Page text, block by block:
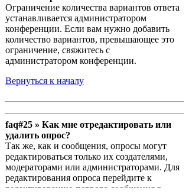
Ограничение количества вариантов ответа
устанавливается администратором
конференции. Если вам нужно добавить
количество вариантов, превышающее это
ограничение, свяжитесь с
администратором конференции.
Вернуться к началу
faq#25 » Как мне отредактировать или
удалить опрос?
Так же, как и сообщения, опросы могут
редактироваться только их создателями,
модераторами или администраторами. Для
редактирования опроса перейдите к
редактированию первого сообщения в